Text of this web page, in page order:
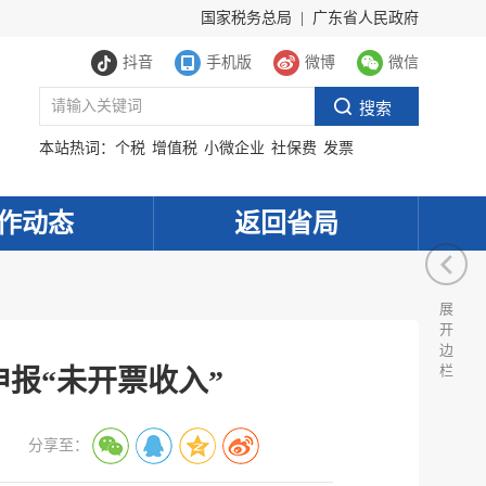
国家税务总局 广东省人民政府
抖音 手机版 微博 微信
本站热词： 个税 增值税 小微企业 社保费 发票
动态 返回省局
“未开票收入”
分享至：
展
开
边
栏